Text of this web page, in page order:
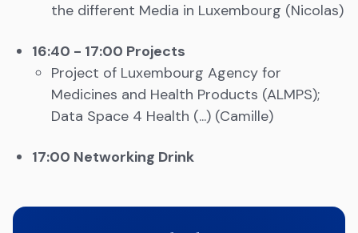
the different Media in Luxembourg (Nicolas)
16:40 - 17:00 Projects
Project of Luxembourg Agency for
Medicines and Health Products (ALMPS);
Data Space 4 Health (...) (Camille)
17:00 Networking Drink